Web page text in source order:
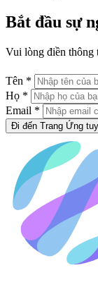
Bắt đầu sự
Vui lòng điền thông
Tên *
Họ *
Email *
Đi đến Trang Ứng